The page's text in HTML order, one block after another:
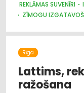
REKLĀMAS SUVENĪRI
ZĪMOGU
REKLĀMAS UN
PASĀKUMU
KANCELEJAS PREČU
BIZNESA
Rīga
Lattims,
ražošana